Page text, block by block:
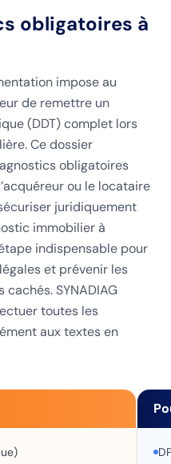
obligatoires à
impose au
de remettre un
(DDT) complet lors
Ce dossier
obligatoires
ou le locataire
juridiquement
immobilier à
indispensable pour
et prévenir les
cachés. SYNADIAG
toutes les
aux textes en